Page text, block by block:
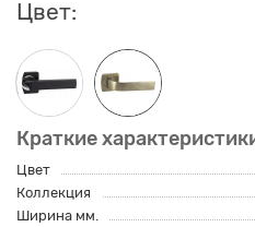
Цвет:
Краткие
Цвет
Коллекция
Ширина мм.